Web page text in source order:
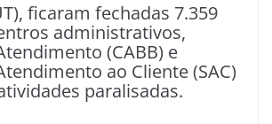
ficaram fechadas 7.359
administrativos,
(CABB) e
ao Cliente (SAC)
paralisadas.